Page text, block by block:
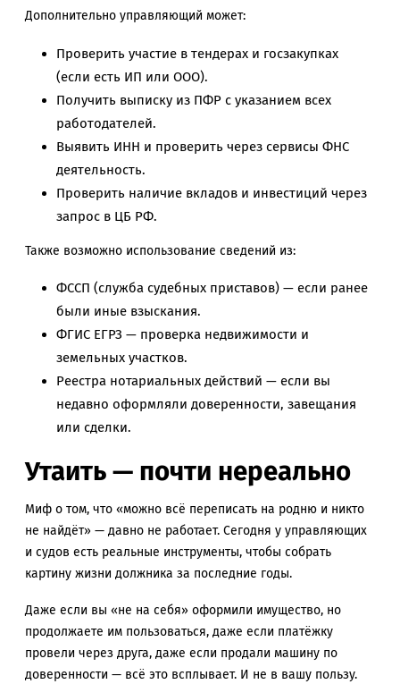
Дополнительно управляющий может:
Проверить участие в тендерах и госзакупках
(если есть ИП или ООО).
Получить выписку из ПФР с указанием всех
работодателей.
Выявить ИНН и проверить через сервисы ФНС
деятельность.
Проверить наличие вкладов и инвестиций через
запрос в ЦБ РФ.
Также возможно использование сведений из:
ФССП (служба судебных приставов) — если ранее
были иные взыскания.
ФГИС ЕГРЗ — проверка недвижимости и
земельных участков.
Реестра нотариальных действий — если вы
недавно оформляли доверенности, завещания
или сделки.
Утаить — почти нереально
Миф о том, что «можно всё переписать на родню и никто
не найдёт» — давно не работает. Сегодня у управляющих
и судов есть реальные инструменты, чтобы собрать
картину жизни должника за последние годы.
Даже если вы «не на себя» оформили имущество, но
продолжаете им пользоваться, даже если платёжку
провели через друга, даже если продали машину по
доверенности — всё это всплывает. И не в вашу пользу.